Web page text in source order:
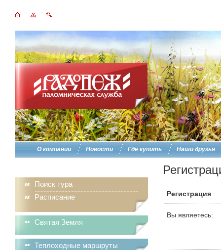
О компании Новости Где купить Наши друзья
Поиск тура
Расписание
Святая Земля
Теплоходные маршруты
Регистрация
Вы являетесь: